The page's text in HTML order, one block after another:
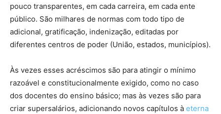
pouco transparentes, em cada carreira, em cada ente
público. São milhares de normas com todo tipo de
adicional, gratificação, indenização, editadas por
diferentes centros de poder (União, estados, municípios).
Às vezes esses acréscimos são para atingir o mínimo
razoável e constitucionalmente exigido, como no caso
dos docentes do ensino básico; mas às vezes são para
criar supersalários, adicionando novos capítulos à eterna